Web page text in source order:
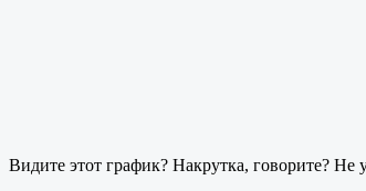
Видите этот график? Накрутка, говорите? Не